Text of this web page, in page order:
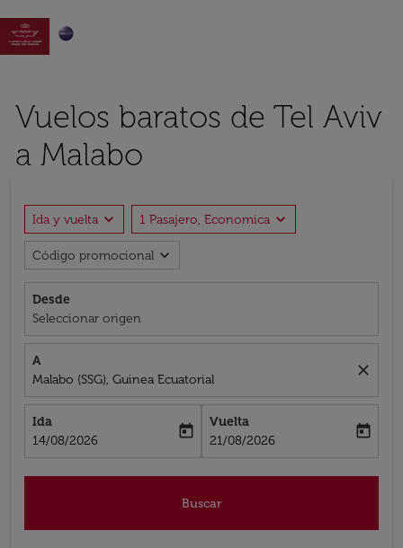

Vuelos baratos de Tel Aviv
a Malabo
Ida y vuelta expand_more 1 Pasajero, Economica expand_more
Código promocional expand_more
Desde
Seleccionar origen
A
Malabo (SSG), Guinea Ecuatorial
close
Ida
fc-booking-departure-date-aria-label
14/08/2026
today
Vuelta
fc-booking-return-date-aria-label
21/08/2026
today
Buscar